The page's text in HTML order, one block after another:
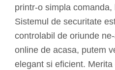
printr-o simpla
Sistemul de securitate
controlabil de oriunde
online de acasa, putem
elegant si eficient.